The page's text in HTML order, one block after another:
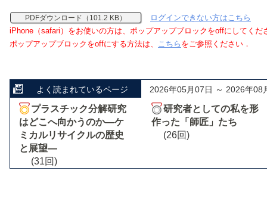
PDFダウンロード（101.2 KB）
ログインできない方はこちら
iPhone（safari）をお使いの方は、ポップアップブロックをoffにしてくだ
ポップアップブロックをoffにする方法は、 こちら をご参照ください．
よく読まれているページ 2026年05月07日 ～ 2026年08
プラスチック分解研究
はどこへ向かうのか―ケ
ミカルリサイクルの歴史
と展望―
(31回)
研究者としての私を形
作った「師匠」たち
(26回)